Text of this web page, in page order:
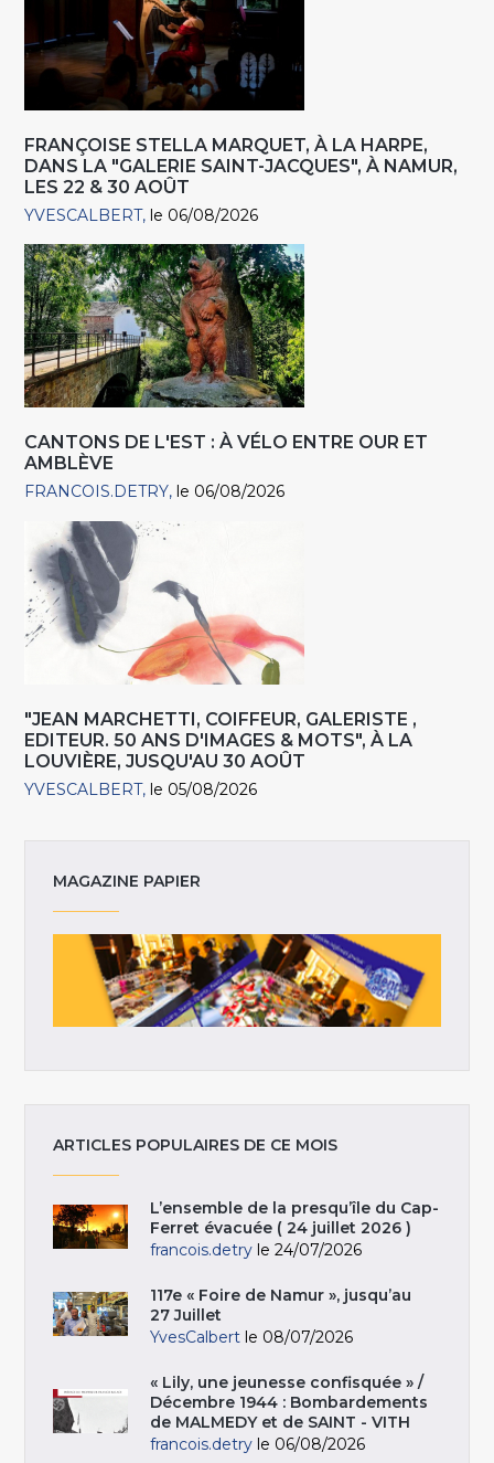
FRANÇOISE STELLA MARQUET, À LA HARPE,
DANS LA "GALERIE SAINT-JACQUES", À NAMUR,
LES 22 & 30 AOÛT
YVESCALBERT le 06/08/2026
CANTONS DE L'EST : À VÉLO ENTRE OUR ET
AMBLÈVE
FRANCOIS.DETRY le 06/08/2026
"JEAN MARCHETTI, COIFFEUR, GALERISTE ,
EDITEUR. 50 ANS D'IMAGES & MOTS", À LA
LOUVIÈRE, JUSQU'AU 30 AOÛT
YVESCALBERT le 05/08/2026
MAGAZINE PAPIER
ARTICLES POPULAIRES DE CE MOIS
L’ensemble de la presqu’île du Cap-
Ferret évacuée ( 24 juillet 2026 )
francois.detry le 24/07/2026
117e « Foire de Namur », jusqu’au
27 Juillet
YvesCalbert le 08/07/2026
« Lily, une jeunesse confisquée » /
Décembre 1944 : Bombardements
de MALMEDY et de SAINT - VITH
francois.detry le 06/08/2026